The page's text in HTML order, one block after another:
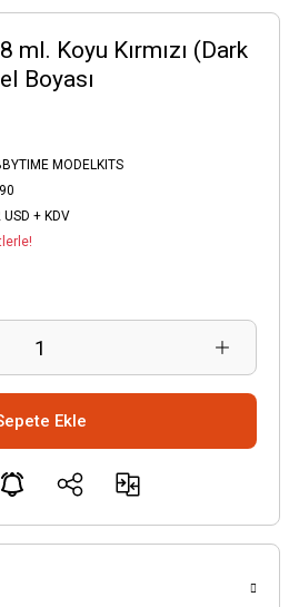
ml. Koyu Kırmızı (Dark
Boyası
MODELKITS
+ KDV
Ekle